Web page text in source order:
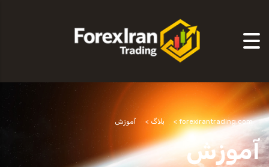
forexirantrading.com
> بلاگ > آموزش
آموزش